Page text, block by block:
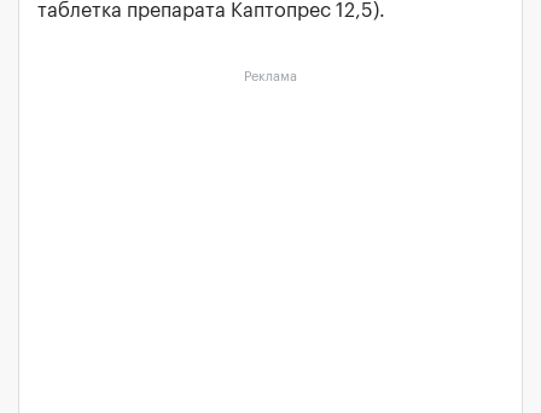
таблетка препарата Каптопрес 12,5).
Реклама